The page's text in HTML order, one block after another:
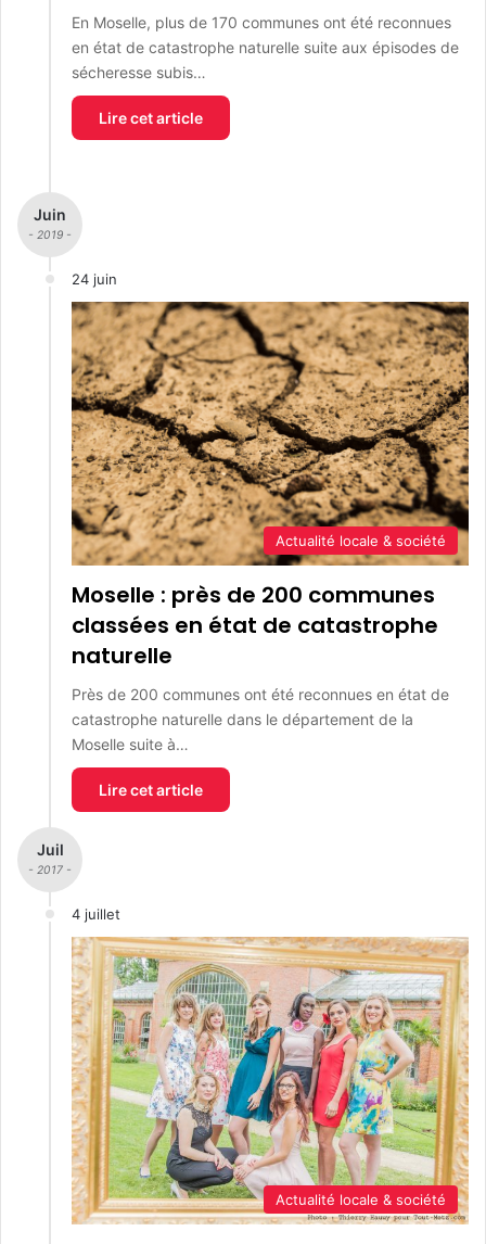
En Moselle, plus de 170 communes ont été reconnues
en état de catastrophe naturelle suite aux épisodes de
sécheresse subis…
Lire cet article
Juin
- 2019 -
24 juin
Actualité locale & société
Moselle : près de 200 communes
classées en état de catastrophe
naturelle
Près de 200 communes ont été reconnues en état de
catastrophe naturelle dans le département de la
Moselle suite à…
Lire cet article
Juil
- 2017 -
4 juillet
Actualité locale & société